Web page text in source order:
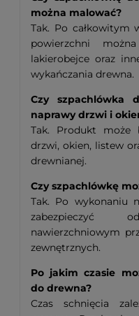
można malować?
Tak. Po całkowitym
powierzchni
lakierobejce oraz
wykańczania drewna.
Czy szpachlówka
naprawy drzwi i
Tak. Produkt może
drzwi, okien, listew
drewnianej.
Czy szpachlówkę
Tak. Po wykonaniu
zabezpieczyć
nawierzchniowym
zewnętrznych.
Po jakim czasie
do drewna?
Czas schnięcia